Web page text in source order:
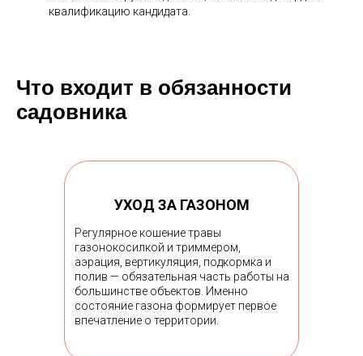
квалификацию кандидата.
Что входит в обязанности
садовника
УХОД ЗА ГАЗОНОМ
Регулярное кошение травы
газонокосилкой и триммером,
аэрация, вертикуляция, подкормка и
полив — обязательная часть работы на
большинстве объектов. Именно
состояние газона формирует первое
впечатление о территории.